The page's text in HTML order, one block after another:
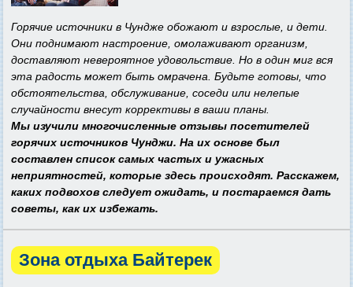
Горячие источники в Чундже обожают и взрослые, и дети.
Они поднимают настроение, омолаживают организм,
доставляют невероятное удовольствие. Но в один миг вся
эта радость может быть омрачена. Будьте готовы, что
обстоятельства, обслуживание, соседи или нелепые
случайности внесут коррективы в ваши планы.
Мы изучили многочисленные отзывы посетителей
горячих источников Чунджи. На их основе был
составлен список самых частых и ужасных
неприятностей, которые здесь происходят. Расскажем,
каких подвохов следует ожидать, и постараемся дать
советы, как их избежать.
Зона отдыха Байтерек